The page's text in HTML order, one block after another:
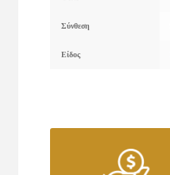
Σύνθεση
Είδος